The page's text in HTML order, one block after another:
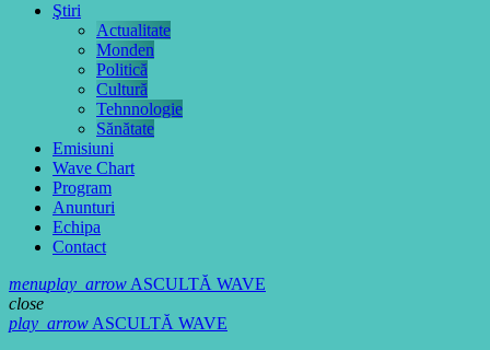
Ştiri
Actualitate
Monden
Politică
Cultură
Tehnnologie
Sănătate
Emisiuni
Wave Chart
Program
Anunturi
Echipa
Contact
menuplay_arrowASCULTĂ WAVE
close
play_arrowASCULTĂ WAVE